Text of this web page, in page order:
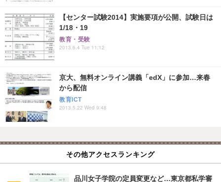
【センター試験2014】実施要項が公開、試験日は
1/18・19
教育・受験
2013.6.4 Tue 11:12
京大、無料オンライン講義「edX」に参加…来春
から配信
教育ICT
2013.5.22 Wed 9:48
その他アクセスランキング
品川女子学院の定員変更など…東京都私学審